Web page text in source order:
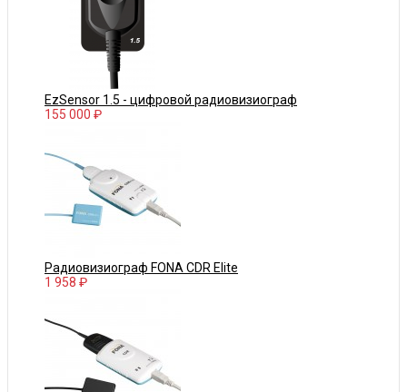
EzSensor 1.5 - цифровой радиовизиограф
155 000 ₽
Радиовизиограф FONA CDR Elite
1 958 ₽